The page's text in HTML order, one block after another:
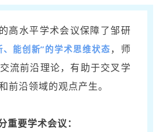
高水平学术会议保障了邹研
、能创新”的学术思维状态，师
流前沿理论，有助于交叉学
前沿领域的观点产生。
重要学术会议：